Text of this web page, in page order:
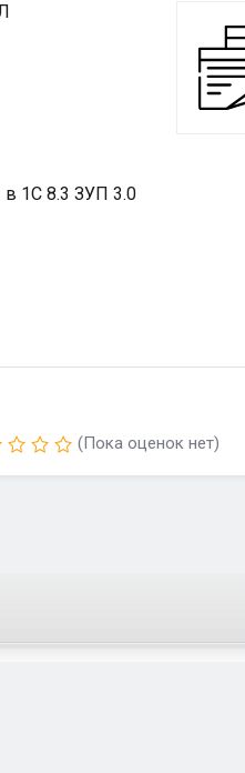
1С 8.3 ЗУП 3.0
(Пока оценок нет)